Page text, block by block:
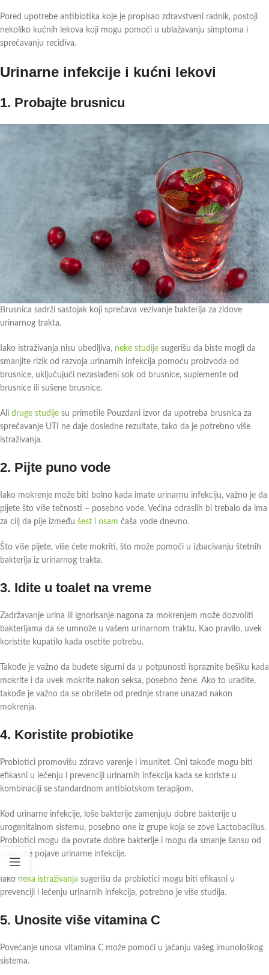
Pored upotrebe antibiotika koje je propisao zdravstveni radnik, postoji
nekoliko kućnih lekova koji mogu pomoći u ublažavanju simptoma i
sprečavanju recidiva.
Urinarne infekcije i kućni lekovi
1. Probajte brusnicu
Brusnica sadrži sastojak koji sprečava vezivanje bakterija za zidove
urinarnog trakta.
Iako istraživanja nisu ubedljiva, neke studije sugerišu da biste mogli da
smanjite rizik od razvoja urinarnih infekcija pomoću proizvoda od
brusnice, uključujući nezaslađeni sok od brusnice, suplemente od
brusnice ili sušene brusnice.
Ali druge studije su primetile Pouzdani izvor da upotreba brusnica za
sprečavanje UTI ne daje dosledne rezultate, tako da je potrebno više
istraživanja.
2. Pijte puno vode
Iako mokrenje može biti bolno kada imate urinarnu infekciju, važno je da
pijete što više tečnosti – posebno vode. Većina odraslih bi trebalo da ima
za cilj da pije između šest i osam čaša vode dnevno.
Što više pijete, više ćete mokriti, što može pomoći u izbacivanju štetnih
bakterija iz urinarnog trakta.
3. Idite u toalet na vreme
Zadržavanje urina ili ignorisanje nagona za mokrenjem može dozvoliti
bakterijama da se umnože u vašem urinarnom traktu. Kao pravilo, uvek
koristite kupatilo kada osetite potrebu.
Takođe je važno da budete sigurni da u potpunosti ispraznite bešiku kada
mokrite i da uvek mokrite nakon seksa, posebno žene. Ako to uradite,
takođe je važno da se obrišete od prednje strane unazad nakon
mokrenja.
4. Koristite probiotike
Probiotici promovišu zdravo varenje i imunitet. Oni takođe mogu biti
efikasni u lečenju i prevenciji urinarnih infekcija kada se koriste u
kombinaciji se standardnom antibiotskom terapijom.
Kod urinarne infekcije, loše bakterije zamenjuju dobre bakterije u
urogenitalnom sistemu, posebno one iz grupe koja se zove Lactobacillus.
Probiotici mogu da povrate dobre bakterije i mogu da smanje šansu od
ponovne pojave urinarne infekcije.
Iako neka istraživanja sugerišu da probiotici mogu biti efikasni u
prevenciji i lečenju urinarnih infekcija, potrebno je više studija.
5. Unosite više vitamina C
Povećanje unosa vitamina C može pomoći u jačanju vašeg imunološkog
sistema.